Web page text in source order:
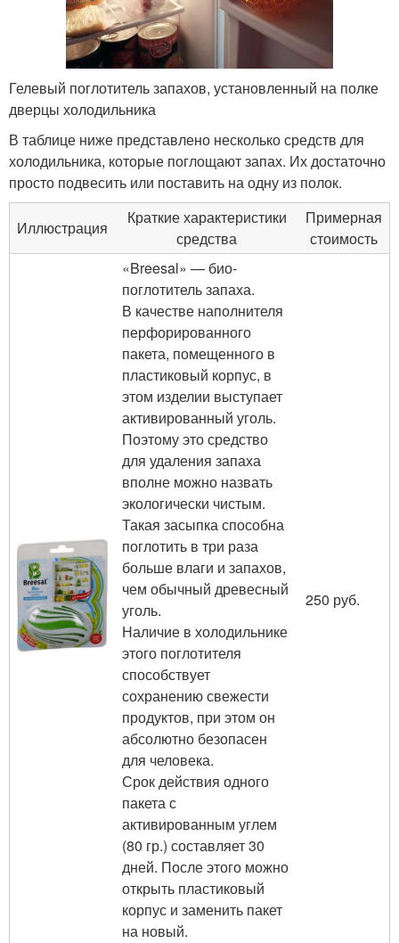
Гелевый поглотитель запахов, установленный на полке
дверцы холодильника
В таблице ниже представлено несколько средств для
холодильника, которые поглощают запах. Их достаточно
просто подвесить или поставить на одну из полок.
Иллюстрация
Краткие характеристики
средства
Примерная
стоимость
«Breesal» — био-
поглотитель запаха.
В качестве наполнителя
перфорированного
пакета, помещенного в
пластиковый корпус, в
этом изделии выступает
активированный уголь.
Поэтому это средство
для удаления запаха
вполне можно назвать
экологически чистым.
Такая засыпка способна
поглотить в три раза
больше влаги и запахов,
чем обычный древесный
уголь.
Наличие в холодильнике
этого поглотителя
способствует
сохранению свежести
продуктов, при этом он
абсолютно безопасен
для человека.
Срок действия одного
пакета с
активированным углем
(80 гр.) составляет 30
дней. После этого можно
открыть пластиковый
корпус и заменить пакет
на новый.
250 руб.